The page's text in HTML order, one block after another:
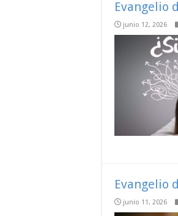
Evangelio
junio 12, 2026
Evangelio
junio 11, 2026